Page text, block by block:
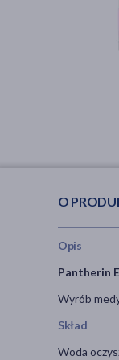
O
Opis
Pantherin
Wyrób
Skład
Woda